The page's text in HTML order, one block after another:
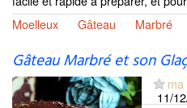
Moelleux
Gâteau Marbré
Gâteau Marbré et son
11/